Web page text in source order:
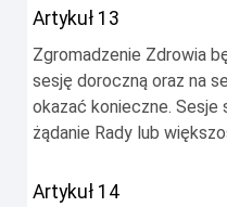
Artykuł 13
Zgromadzenie Zdrowia
sesję doroczną oraz na
okazać konieczne. Sesje
żądanie Rady lub
Artykuł 14